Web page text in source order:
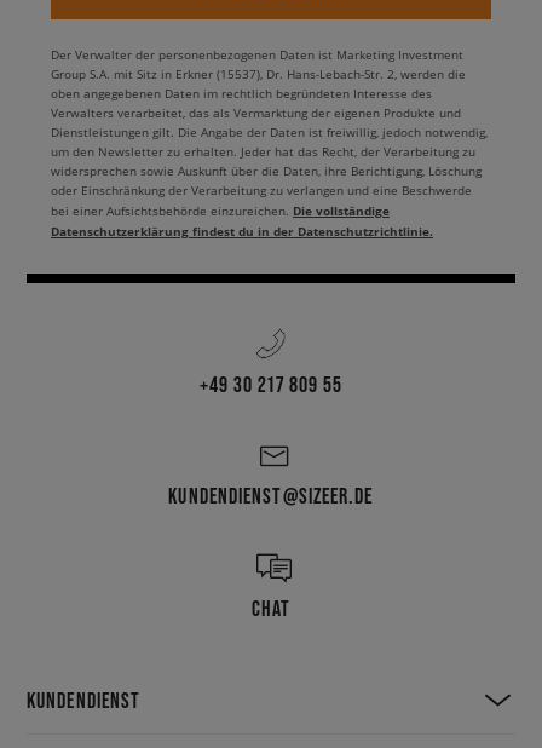
Der Verwalter der personenbezogenen Daten ist Marketing Investment
Group S.A. mit Sitz in Erkner (15537), Dr. Hans-Lebach-Str. 2, werden die
oben angegebenen Daten im rechtlich begründeten Interesse des
Verwalters verarbeitet, das als Vermarktung der eigenen Produkte und
Dienstleistungen gilt. Die Angabe der Daten ist freiwillig, jedoch notwendig,
um den Newsletter zu erhalten. Jeder hat das Recht, der Verarbeitung zu
widersprechen sowie Auskunft über die Daten, ihre Berichtigung, Löschung
oder Einschränkung der Verarbeitung zu verlangen und eine Beschwerde
bei einer Aufsichtsbehörde einzureichen. Die vollständige
Datenschutzerklärung findest du in der Datenschutzrichtlinie.
+49 30 217 809 55
KUNDENDIENST@SIZEER.DE
CHAT
KUNDENDIENST